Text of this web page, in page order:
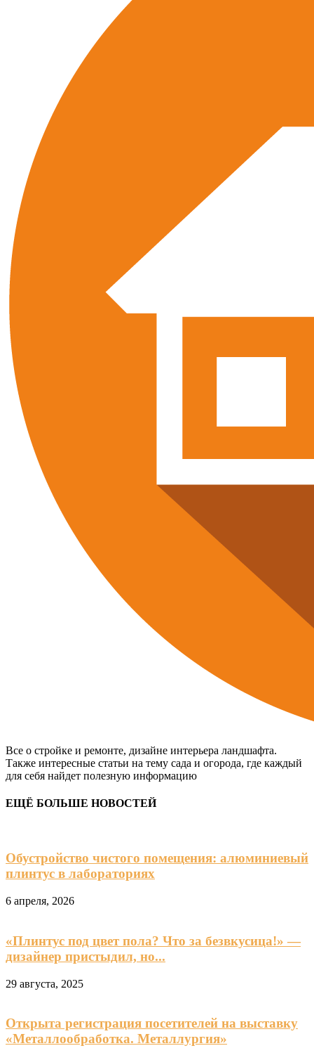
Все о стройке и ремонте, дизайне интерьера ландшафта.
Также интересные статьи на тему сада и огорода, где каждый
для себя найдет полезную информацию
ЕЩЁ БОЛЬШЕ НОВОСТЕЙ
Обустройство чистого помещения: алюминиевый
плинтус в лабораториях
6 апреля, 2026
«Плинтус под цвет пола? Что за безвкусица!» —
дизайнер пристыдил, но...
29 августа, 2025
Открыта регистрация посетителей на выставку
«Металлообработка. Металлургия»